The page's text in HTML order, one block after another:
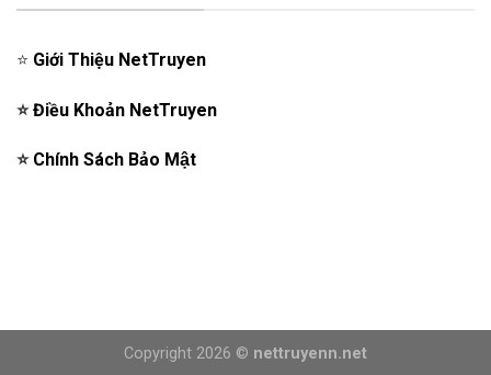
⭐️ Giới Thiệu NetTruyen
⭐️Điều Khoản NetTruyen
⭐️ Chính Sách Bảo Mật
Copyright 2026 © nettruyenn.net